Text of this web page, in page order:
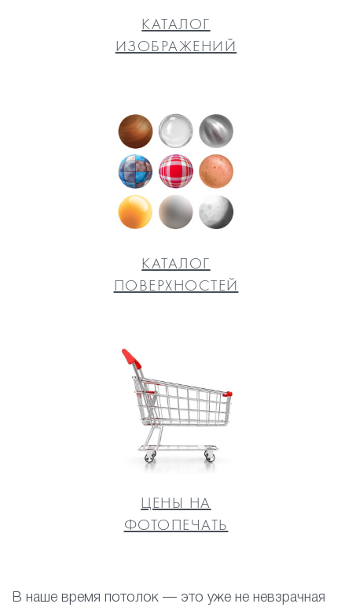
КАТАЛОГ
ИЗОБРАЖЕНИЙ
КАТАЛОГ
ПОВЕРХНОСТЕЙ
ЦЕНЫ НА
ФОТОПЕЧАТЬ
В наше время потолок — это уже не невзрачная